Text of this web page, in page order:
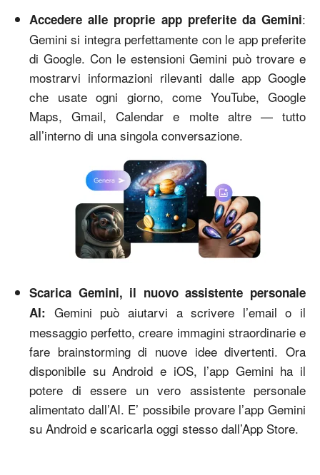
Accedere alle proprie app preferite da Gemini:
Gemini si integra perfettamente con le app preferite
di Google. Con le estensioni Gemini può trovare e
mostrarvi informazioni rilevanti dalle app Google
che usate ogni giorno, come YouTube, Google
Maps, Gmail, Calendar e molte altre — tutto
all’interno di una singola conversazione.
Scarica Gemini, il nuovo assistente personale
AI: Gemini può aiutarvi a scrivere l’email o il
messaggio perfetto, creare immagini straordinarie e
fare brainstorming di nuove idee divertenti. Ora
disponibile su Android e iOS, l’app Gemini ha il
potere di essere un vero assistente personale
alimentato dall’AI. E’ possibile provare l’app Gemini
su Android e scaricarla oggi stesso dall’App Store.